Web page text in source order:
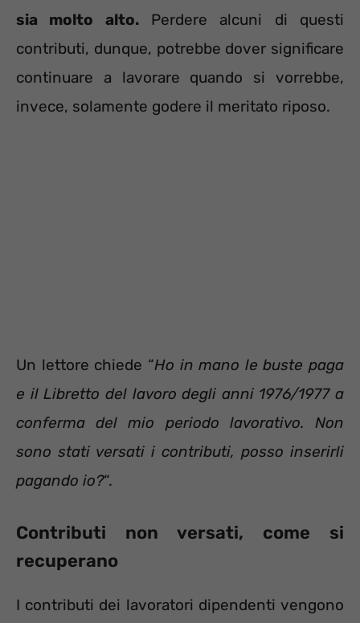
sia molto alto.Perdere alcuni di questi
contributi, dunque, potrebbe dover significare
continuare a lavorare quando si vorrebbe,
invece, solamente godere il meritato riposo.
Un lettore chiede “Ho in mano le buste paga
e il Libretto del lavoro degli anni 1976/1977 a
conferma del mio periodo lavorativo. Non
sono stati versati i contributi, posso inserirli
pagando io?“.
Contributi non versati, come si
recuperano
I contributi dei lavoratori dipendenti vengono